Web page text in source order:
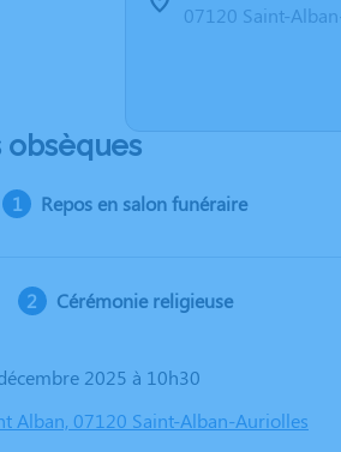
07120 Saint-
obsèques
Repos en salon funéraire
Cérémonie religieuse
décembre 2025 à 10h30
Alban, 07120 Saint-Alban-Auriolles